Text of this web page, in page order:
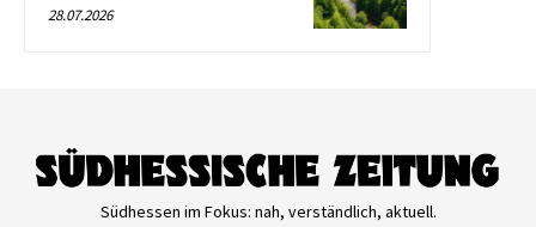
28.07.2026
Südhessen im Fokus: nah, verständlich, aktuell.